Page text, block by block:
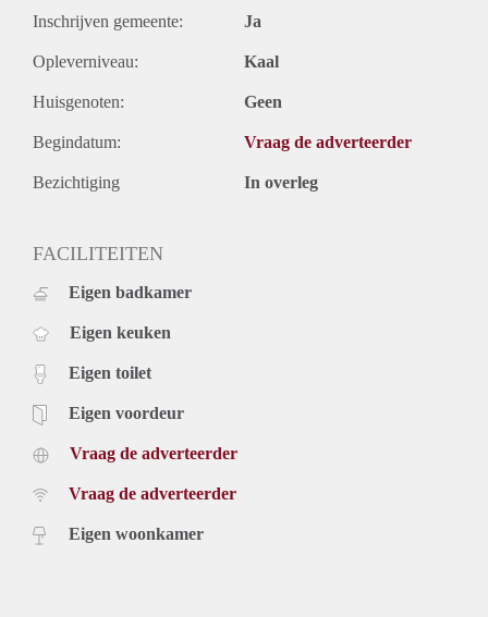
Inschrijven gemeente: Ja
Opleverniveau: Kaal
Huisgenoten: Geen
Begindatum: Vraag de adverteerder
Bezichtiging In overleg
FACILITEITEN
Eigen badkamer
Eigen keuken
Eigen toilet
Eigen voordeur
Vraag de adverteerder
Vraag de adverteerder
Eigen woonkamer